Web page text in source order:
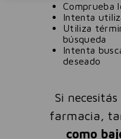
Comprueba
Intenta
Utiliza
búsqueda
Intenta
deseado
Si
farmacia,
como